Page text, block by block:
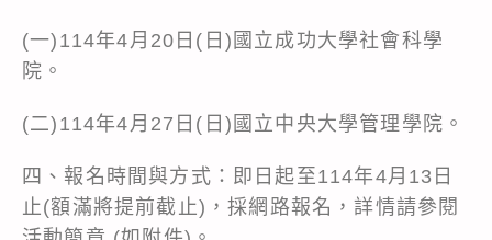
(一)114年4月20日(日)國立成功大學社會科學
院。
(二)114年4月27日(日)國立中央大學管理學院。
四、報名時間與方式：即日起至114年4月13日
止(額滿將提前截止)，採網路報名，詳情請參閱